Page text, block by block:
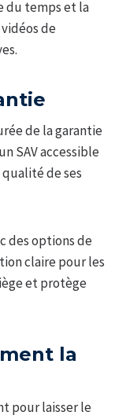
du temps et la
de
de la garantie
SAV accessible
de ses
des options de
claire pour les
et protège
la
pour laisser le